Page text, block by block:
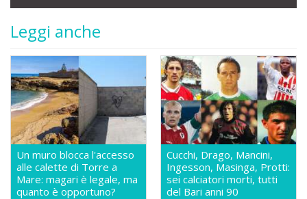
Leggi anche
Un muro blocca l'accesso
alle calette di Torre a
Mare: magari è legale, ma
quanto è opportuno?
Cucchi, Drago, Mancini,
Ingesson, Masinga, Protti:
sei calciatori morti, tutti
del Bari anni 90